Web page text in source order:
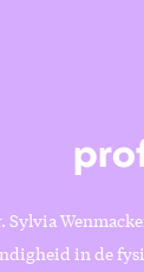
Sylvia
in de